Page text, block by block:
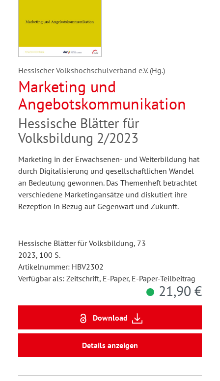
Hessischer Volkshochschulverband e.V. (Hg.)
Marketing und
Angebotskommunikation
Hessische Blätter für
Volksbildung 2/2023
Marketing in der Erwachsenen- und Weiterbildung hat
durch Digitalisierung und gesellschaftlichen Wandel
an Bedeutung gewonnen. Das Themenheft betrachtet
verschiedene Marketingansätze und diskutiert ihre
Rezeption in Bezug auf Gegenwart und Zukunft.
Hessische Blätter für Volksbildung, 73
2023, 100 S.
Artikelnummer: HBV2302
Verfügbar als: Zeitschrift, E-Paper, E-Paper-Teilbeitrag
21,90 €
Download
Details anzeigen